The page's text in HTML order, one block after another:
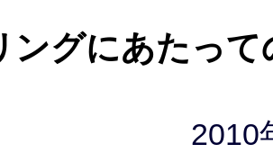
ングにあたっ
2010